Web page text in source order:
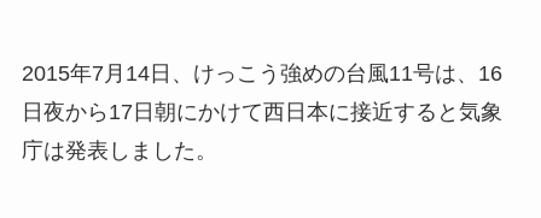
2015年7月14日、けっこう強めの台風11号は、 16
日夜から17日朝にかけて西日本に接近すると気象
庁は発表しました。